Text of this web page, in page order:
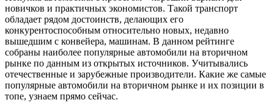
новичков и практичных экономистов. Такой транспорт
обладает рядом достоинств, делающих его
конкурентоспособным относительно новых, недавно
вышедшим с конвейера, машинам. В данном рейтинге
собраны наиболее популярные автомобили на вторичном
рынке по данным из открытых источников. Учитывались
отечественные и зарубежные производители. Какие же самые
популярные автомобили на вторичном рынке и их позиции в
топе, узнаем прямо сейчас.